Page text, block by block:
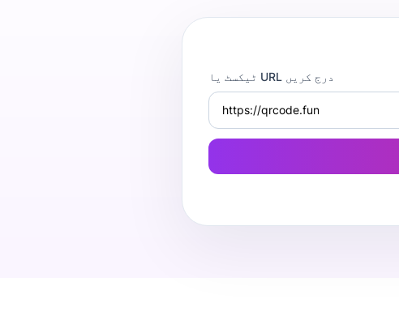
ٹیکسٹ یا URL درج کریں